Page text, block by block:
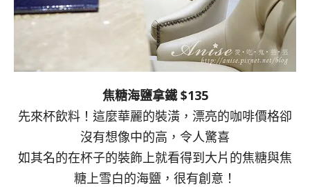
焦糖海鹽拿鐵 $135
先來杯飲料！這麼華麗的裝潢，漂亮的咖啡價格卻
沒有想像中的高，令人驚喜
如其名的在杯子的裝飾上就看得到大片的焦糖與焦
糖上雪白的海鹽，很有創意！